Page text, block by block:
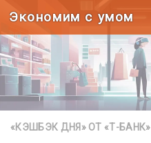
Под записью
Экономим с умом
«КЭШБЭК ДНЯ» ОТ «Т-БАНК»